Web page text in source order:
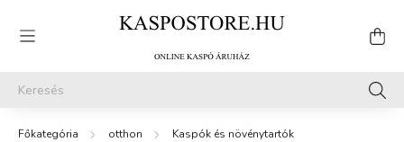
otthon Kaspók és növénytartók